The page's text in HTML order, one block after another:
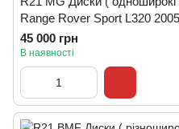
Range Rover Sport L320
45 000 грн
В наявності